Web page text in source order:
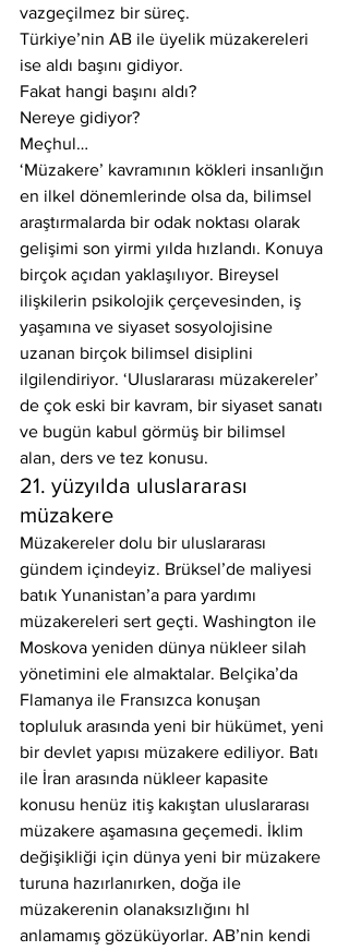
vazgeçilmez bir süreç.
Türkiye’nin AB ile üyelik müzakereleri
ise aldı başını gidiyor.
Fakat hangi başını aldı?
Nereye gidiyor?
Meçhul…
‘Müzakere’ kavramının kökleri insanlığın
en ilkel dönemlerinde olsa da, bilimsel
araştırmalarda bir odak noktası olarak
gelişimi son yirmi yılda hızlandı. Konuya
birçok açıdan yaklaşılıyor. Bireysel
ilişkilerin psikolojik çerçevesinden, iş
yaşamına ve siyaset sosyolojisine
uzanan birçok bilimsel disiplini
ilgilendiriyor. ‘Uluslararası müzakereler’
de çok eski bir kavram, bir siyaset sanatı
ve bugün kabul görmüş bir bilimsel
alan, ders ve tez konusu.
21. yüzyılda uluslararası
müzakere
Müzakereler dolu bir uluslararası
gündem içindeyiz. Brüksel’de maliyesi
batık Yunanistan’a para yardımı
müzakereleri sert geçti. Washington ile
Moskova yeniden dünya nükleer silah
yönetimini ele almaktalar. Belçika’da
Flamanya ile Fransızca konuşan
topluluk arasında yeni bir hükümet, yeni
bir devlet yapısı müzakere ediliyor. Batı
ile İran arasında nükleer kapasite
konusu henüz itiş kakıştan uluslararası
müzakere aşamasına geçemedi. İklim
değişikliği için dünya yeni bir müzakere
turuna hazırlanırken, doğa ile
müzakerenin olanaksızlığını hl
anlamamış gözüküyorlar. AB’nin kendi